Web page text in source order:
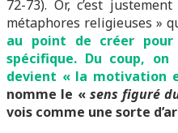
72-73). Or, c’est
métaphores religieuses »
au point de créer
spécifique. Du coup,
devient « la motivation
nomme le « sens figuré
vois comme une sorte